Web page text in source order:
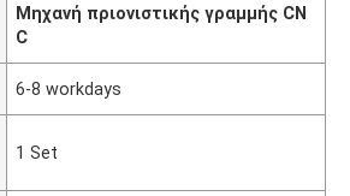
Μηχανή πριονιστικής γραμμής CN
C
6-8 workdays
1 Set